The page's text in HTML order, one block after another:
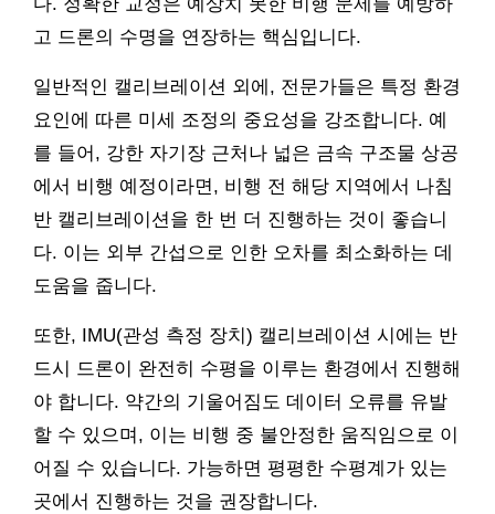
다. 정확한 교정은 예상치 못한 비행 문제를 예방하
고 드론의 수명을 연장하는 핵심입니다.
일반적인 캘리브레이션 외에, 전문가들은 특정 환경
요인에 따른 미세 조정의 중요성을 강조합니다. 예
를 들어, 강한 자기장 근처나 넓은 금속 구조물 상공
에서 비행 예정이라면, 비행 전 해당 지역에서 나침
반 캘리브레이션을 한 번 더 진행하는 것이 좋습니
다. 이는 외부 간섭으로 인한 오차를 최소화하는 데
도움을 줍니다.
또한, IMU(관성 측정 장치) 캘리브레이션 시에는 반
드시 드론이 완전히 수평을 이루는 환경에서 진행해
야 합니다. 약간의 기울어짐도 데이터 오류를 유발
할 수 있으며, 이는 비행 중 불안정한 움직임으로 이
어질 수 있습니다. 가능하면 평평한 수평계가 있는
곳에서 진행하는 것을 권장합니다.